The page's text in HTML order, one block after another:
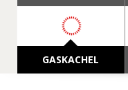
GASKACHEL